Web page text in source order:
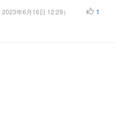
2023年6月16日 12:29）
1